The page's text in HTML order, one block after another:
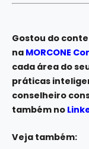
Gostou do
na MORCONE
cada área do
práticas
conselheiro
também no
Veja também: